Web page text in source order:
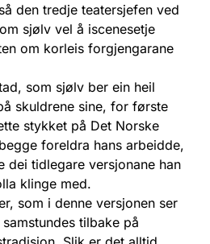
den tredje teatersjefen ved
sjølv vel å iscenesetje
om korleis forgjengarane
som sjølv ber ein heil
skuldrene sine, for første
stykket på Det Norske
foreldra hans arbeidde,
dei tidlegare versjonane han
klinge med.
som i denne versjonen ser
tilbake på